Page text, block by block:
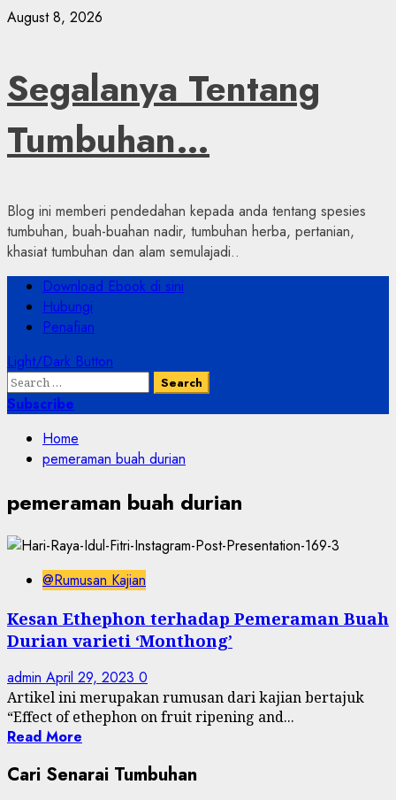
Skip
August 8, 2026
Segalanya Tentang
Tumbuhan…
Blog ini memberi pendedahan kepada anda tentang spesies
tumbuhan, buah-buahan nadir, tumbuhan herba, pertanian,
khasiat tumbuhan dan alam semulajadi..
Primary
Menu
Download Ebook di sini
Hubungi
Penafian
Light/Dark Button
Search
for:
Subscribe
Home
pemeraman buah durian
pemeraman buah durian
@Rumusan Kajian
Kesan Ethephon terhadap Pemeraman Buah
Durian varieti ‘Monthong’
admin April 29, 2023 0
Artikel ini merupakan rumusan dari kajian bertajuk
“Effect of ethephon on fruit ripening and...
Read More
Cari Senarai Tumbuhan